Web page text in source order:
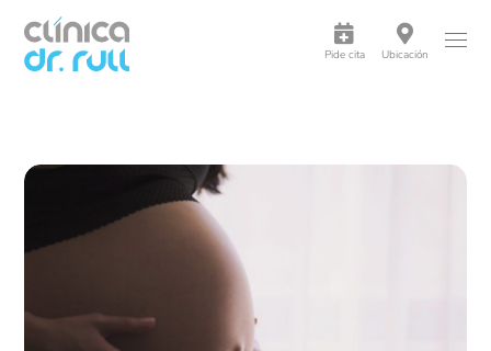
Pide cita Ubicación